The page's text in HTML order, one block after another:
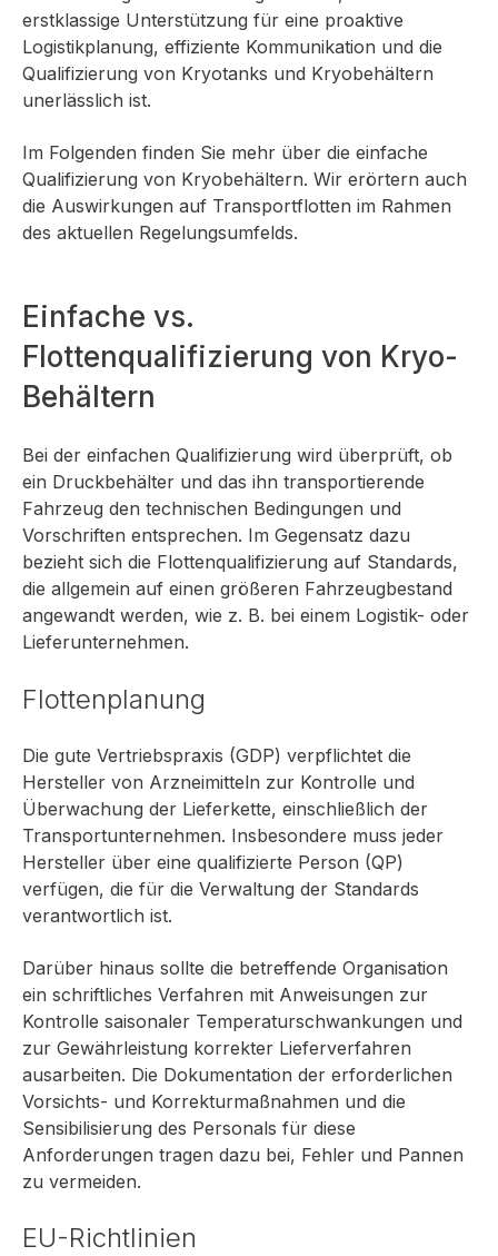
erstklassige Unterstützung für eine proaktive
Logistikplanung, effiziente Kommunikation und die
Qualifizierung von Kryotanks und Kryobehältern
unerlässlich ist.
Im Folgenden finden Sie mehr über die einfache
Qualifizierung von Kryobehältern. Wir erörtern auch
die Auswirkungen auf Transportflotten im Rahmen
des aktuellen Regelungsumfelds.
Einfache vs.
Flottenqualifizierung von Kryo-
Behältern
Bei der einfachen Qualifizierung wird überprüft, ob
ein Druckbehälter und das ihn transportierende
Fahrzeug den technischen Bedingungen und
Vorschriften entsprechen. Im Gegensatz dazu
bezieht sich die Flottenqualifizierung auf Standards,
die allgemein auf einen größeren Fahrzeugbestand
angewandt werden, wie z. B. bei einem Logistik- oder
Lieferunternehmen.
Flottenplanung
Die gute Vertriebspraxis (GDP) verpflichtet die
Hersteller von Arzneimitteln zur Kontrolle und
Überwachung der Lieferkette, einschließlich der
Transportunternehmen. Insbesondere muss jeder
Hersteller über eine qualifizierte Person (QP)
verfügen, die für die Verwaltung der Standards
verantwortlich ist.
Darüber hinaus sollte die betreffende Organisation
ein schriftliches Verfahren mit Anweisungen zur
Kontrolle saisonaler Temperaturschwankungen und
zur Gewährleistung korrekter Lieferverfahren
ausarbeiten. Die Dokumentation der erforderlichen
Vorsichts- und Korrekturmaßnahmen und die
Sensibilisierung des Personals für diese
Anforderungen tragen dazu bei, Fehler und Pannen
zu vermeiden.
EU-Richtlinien